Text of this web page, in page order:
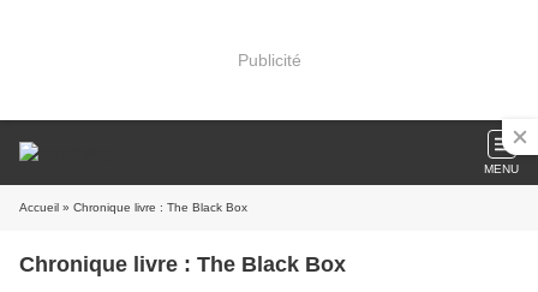
Publicité
MENU
Accueil » Chronique livre : The Black Box
Chronique livre : The Black Box